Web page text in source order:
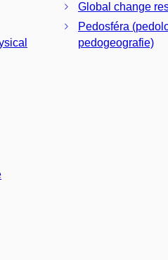
Global change
Pedosféra
pedogeografie)